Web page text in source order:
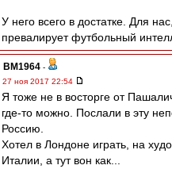
У него всего в достатке. Для
превалирует футбольный
BM1964 -
27 ноя 2017 22:54
Я тоже не в восторге от
где-то можно. Послали в эту
Россию.
Хотел в Лондоне играть, на
Италии, а тут вон как...